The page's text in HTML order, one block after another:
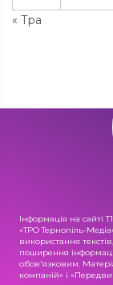
« Тра
Інформація на сайті
«ТРО Тернопіль-
використання
поширення
обов'язковим.
компаній» і